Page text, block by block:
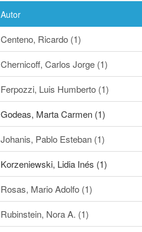
Autor
Centeno, Ricardo (1)
Chernicoff, Carlos Jorge (1)
Ferpozzi, Luis Humberto (1)
Godeas, Marta Carmen (1)
Johanis, Pablo Esteban (1)
Korzeniewski, Lidia Inés (1)
Rosas, Mario Adolfo (1)
Rubinstein, Nora A. (1)